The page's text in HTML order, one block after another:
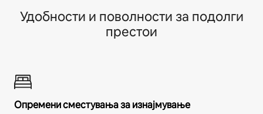
Удобности и поволности за подолги
престои
Опремени сместувања за изнајмување